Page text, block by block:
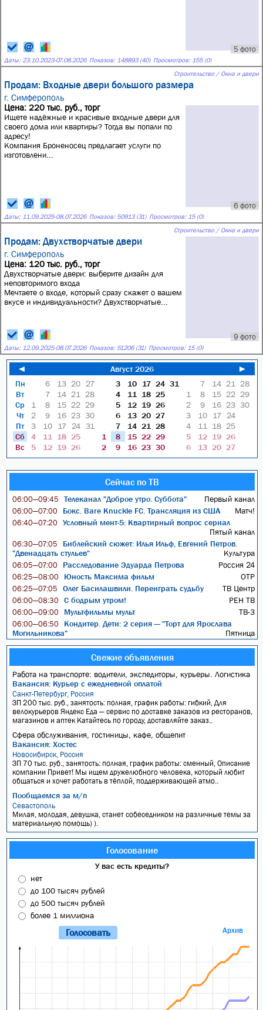
5 фото
Даты: 23.10.2023-07.08.2026 Показов: 148893 (40) Просмотров: 155 (0)
Строительство / Окна и двери
Продам: Входные двери большого размера
г. Симферополь
6 фото
Цена: 220 тыс. руб., торг
Ищете надёжные и красивые входные двери для
своего дома или квартиры? Тогда вы попали по
адресу!
Компания Броненосец предлагает услуги по
изготовлени...
Даты: 11.09.2025-08.07.2026 Показов: 50913 (31) Просмотров: 15 (0)
Строительство / Окна и двери
Продам: Двухстворчатые двери
г. Симферополь
9 фото
Цена: 120 тыс. руб., торг
Двухстворчатые двери: выберите дизайн для
неповторимого входа
Мечтаете о входе, который сразу скажет о вашем
вкусе и индивидуальности? Двухстворчатые...
Даты: 12.09.2025-08.07.2026 Показов: 51206 (31) Просмотров: 15 (0)
◄ Август 2026
►
Пн
Вт
Ср
Чт
Пт
Сб
Вс
6 13 20
27
7
14 21
28
1
8 15 22 29
2
9 16 23 30
3
10 17 24 31
4
11 18 25
5
12 19 26
3 10 17 24 31
4
11 18 25
5
12 19 26
6
13 20 27
7
14 21
28
1
8 15 22 29
2
9 16 23 30
7 14 21
28
1
8 15 22 29
2
9 16 23 30
3
10 17
24
4
11 18 25
5
12 19 26
6
13 20 27
Сейчас по ТВ
06:00—09:45 Телеканал "Доброе утро. Суббота" Первый канал
06:00—07:00 Бокс. Bare Knuckle FC. Трансляция из США Матч!
06:40—07:20
Условный мент-5: Квартирный вопрос сериал
Пятый канал
06:30—07:05
Библейский сюжет: Илья Ильф, Евгений Петров.
"Двенадцать стульев"
Культура
06:05—07:00 Расследование Эдуарда Петрова Россия 24
06:25—08:00 Юность Максима фильм ОТР
06:25—07:05 Олег Басилашвили. Переиграть судьбу ТВ Центр
06:00—08:30 С бодрым утром! РЕН ТВ
06:00—09:00 Мультфильмы мульт ТВ-3
06:00—06:50
Кондитер. Дети: 2 серия — "Торт для Ярослава
Могильникова"
Пятница
Свежие объявления
Работа на транспорте: водители, экспедиторы, курьеры. Логистика
Вакансия: Курьер с ежедневной оплатой
Санкт-Петербург, Россия
ЗП 200 тыс. руб., занятость: полная, график работы: гибкий, Для
велокурьеров Яндекс Еда — сервис по доставке заказов из ресторанов,
магазинов и аптек Катайтесь по городу, доставляйте заказ..
Сфера обслуживания, гостиницы, кафе, общепит
Вакансия: Хостес
Новосибирск, Россия
ЗП 70 тыс. руб., занятость: полная, график работы: сменный, Описание
компании Привет! Мы ищем дружелюбного человека, который любит
общаться и хочет работать в тёплой, поддерживающей атмо..
Пообщаемся за м/п
Севастополь
Милая, молодая, девушка, станет собеседником на различные темы за
материальную помощь) ).
Голосование
У вас есть кредиты?
нет
до 100 тысяч рублей
до 500 тысяч рублей
более 1 миллиона
Архив